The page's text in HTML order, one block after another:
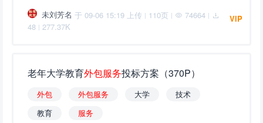
未刘芳名 于 09-06 15:19 上传 | 110页 | 74664 |
48 | 277.37K
VIP
老年大学教育外包服务投标方案（370P）
外包 外包服务 大学
技术
教育
服务